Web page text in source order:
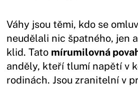
Váhy jsou těmi, kdo se
neudělali nic špatného, jen
klid. Tato mírumilovná
anděly, kteří tlumí napětí v
rodinách. Jsou zranitelní v